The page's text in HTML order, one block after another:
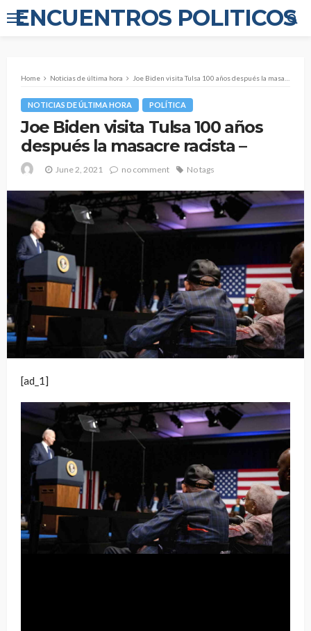
ENCUENTROS POLITICOS
Home Noticias de última hora Joe Biden visita Tulsa 100 años después la masacre racista –
NOTICIAS DE ÚLTIMA HORA POLÍTICA
Joe Biden visita Tulsa 100 años
después la masacre racista –
June 2, 2021 no comment No tags
[ad_1]